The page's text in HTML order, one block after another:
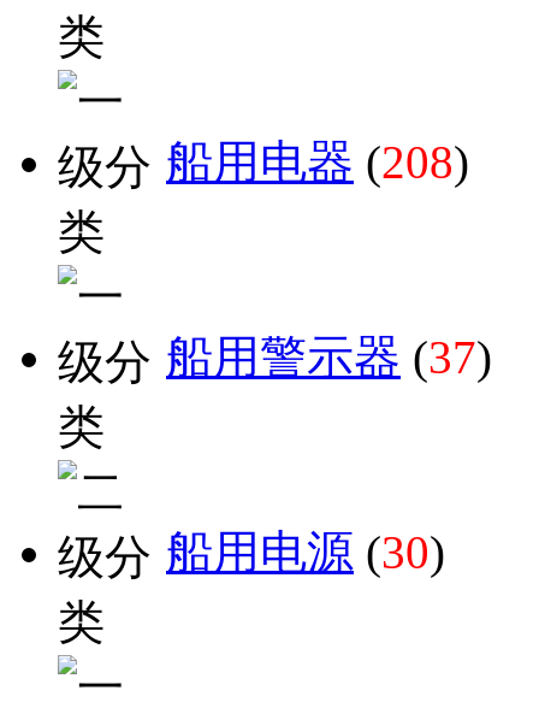
船用电器 (208)
船用警示器 (37)
船用电源 (30)